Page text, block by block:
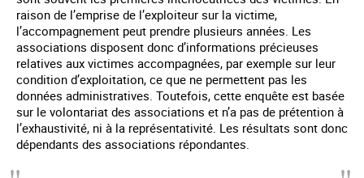
raison de l’emprise de l’exploiteur sur la victime,
l’accompagnement peut prendre plusieurs années. Les
associations disposent donc d’informations précieuses
relatives aux victimes accompagnées, par exemple sur leur
condition d’exploitation, ce que ne permettent pas les
données administratives. Toutefois, cette enquête est basée
sur le volontariat des associations et n’a pas de prétention à
l’exhaustivité, ni à la représentativité. Les résultats sont donc
dépendants des associations répondantes.